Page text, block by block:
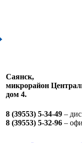
Саянск,
микрорайон
дом 4.
8 (39553) 5-34-49 –
8 (39553) 5-32-96 –